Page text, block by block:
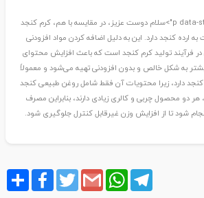
<p data-start="0" data-end="205">سلام دوست عزیز، در مقایسه با هم، کرم کنجد
ارده کنجد دارد. این به دلیل اضافه کردن مواد افزودنی
در فرآیند تولید کرم کنجد است که باعث افزایش محتوای
به شکل خالص و بدون افزودنی تهیه می‌شود و معمولاً
دارد، زیرا محتویات آن فقط شامل روغن طبیعی کنجد
دو محصول چربی و کالری زیادی دارند، بنابراین مصرف
انجام شود تا از افزایش وزن غیرقابل کنترل جلوگیری شود.
ShareFacebookTwitter Gmail
WhatsAppTelegram